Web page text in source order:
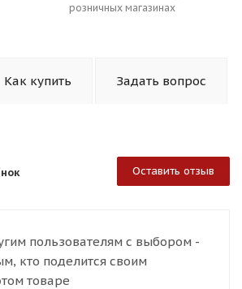
розничных магазинах
Как купить Задать вопрос
Оставить отзыв
пользователям с выбором -
кто поделится своим
товаре